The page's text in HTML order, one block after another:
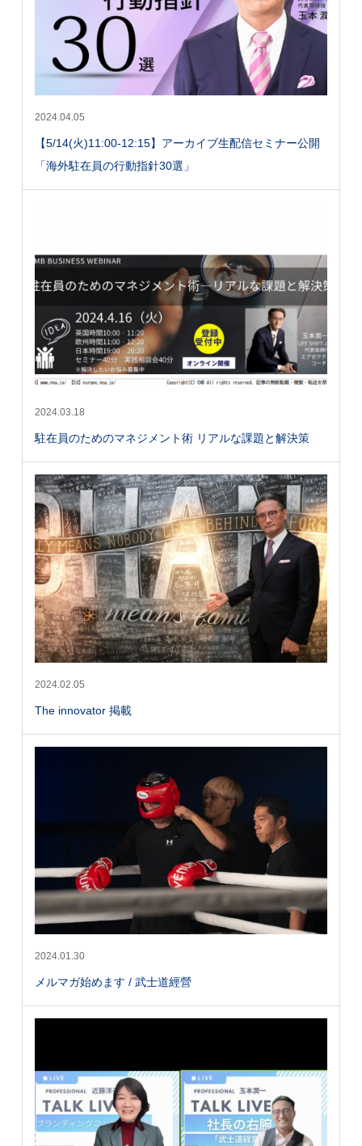
2024.04.05
【5/14(火)11:00-12:15】アーカイブ生配信セミナー公開
「海外駐在員の行動指針30選」
2024.03.18
駐在員のためのマネジメント術 リアルな課題と解決策
2024.02.05
The innovator 掲載
2024.01.30
メルマガ始めます / 武士道經營